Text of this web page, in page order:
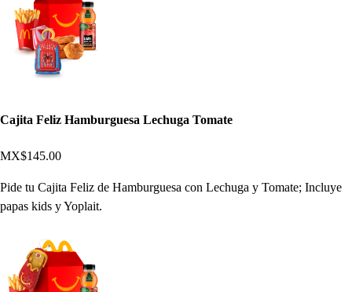
Cajita Feliz Hamburguesa Lechuga Tomate
MX$145.00
Pide tu Cajita Feliz de Hamburguesa con Lechuga y Tomate; Incluye
papas kids y Yoplait.